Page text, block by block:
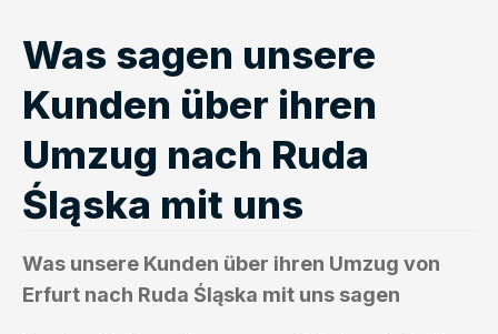
Was sagen unsere
Kunden über ihren
Umzug nach Ruda
Śląska mit uns
Was unsere Kunden über ihren Umzug von
Erfurt nach Ruda Śląska mit uns sagen